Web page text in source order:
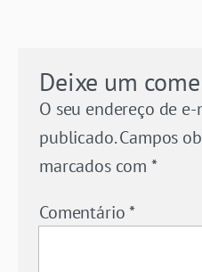
Deixe um
O seu endereço de
publicado. Campos
marcados com *
Comentário*